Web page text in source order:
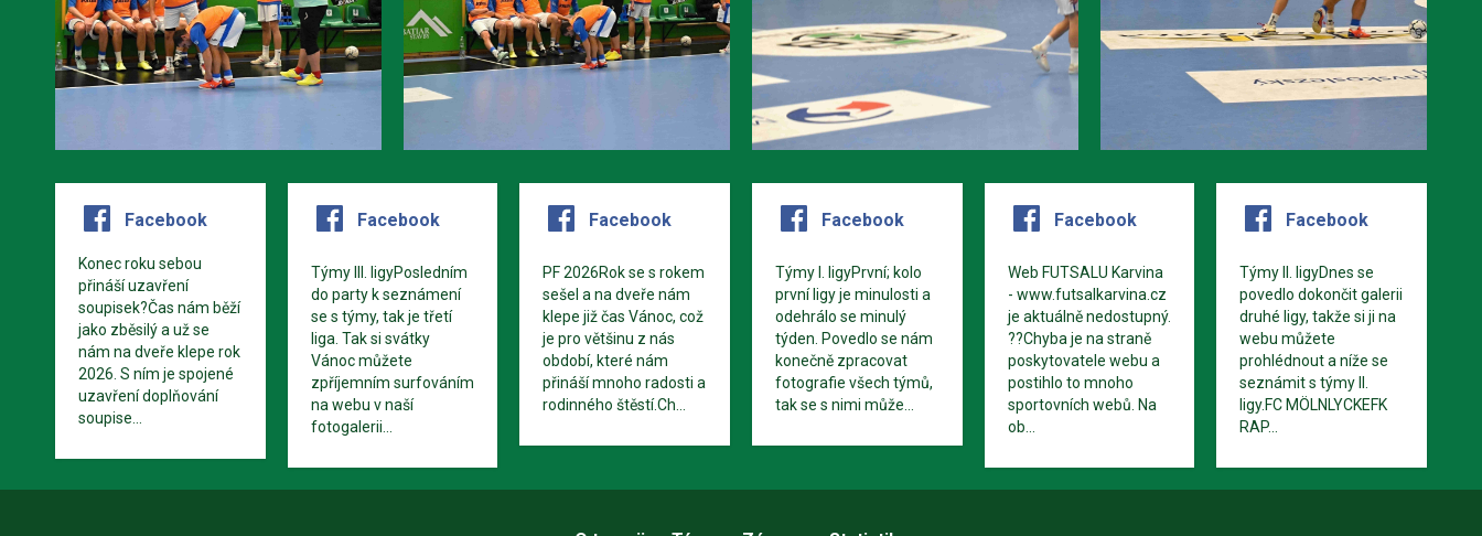
Facebook
Konec roku sebou
přináší uzavření
soupisek?Čas nám běží
jako zběsilý a už se
nám na dveře klepe rok
2026. S ním je spojené
uzavření doplňování
soupise...
Facebook
Týmy III. ligyPosledním
do party k seznámení
se s týmy, tak je třetí
liga. Tak si svátky
Vánoc můžete
zpříjemním surfováním
na webu v naší
fotogalerii...
Facebook
PF 2026Rok se s rokem
sešel a na dveře nám
klepe již čas Vánoc, což
je pro většinu z nás
období, které nám
přináší mnoho radosti a
rodinného štěstí.Ch...
Facebook
Týmy I. ligyPrvní; kolo
první ligy je minulosti a
odehrálo se minulý
týden. Povedlo se nám
konečně zpracovat
fotografie všech týmů,
tak se s nimi může...
Facebook
Web FUTSALU Karvina
- www.futsalkarvina.cz
je aktuálně nedostupný.
??Chyba je na straně
poskytovatele webu a
postihlo to mnoho
sportovních webů. Na
ob...
Facebook
Týmy II. ligyDnes se
povedlo dokončit galerii
druhé ligy, takže si ji na
webu můžete
prohlédnout a níže se
seznámit s týmy II.
ligy.FC MÖLNLYCKEFK
RAP...